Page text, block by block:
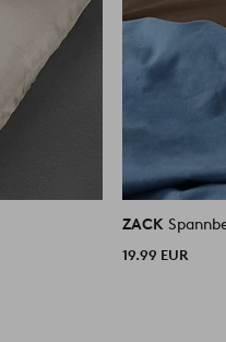
ZACK
19.99 EUR